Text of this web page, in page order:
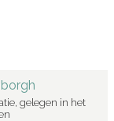
gelegen in het